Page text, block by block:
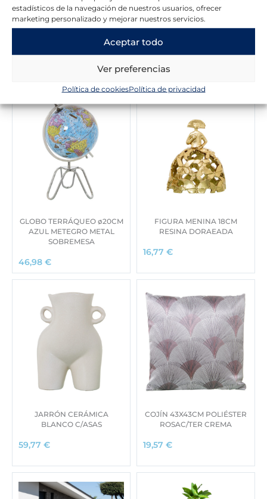
estadísticos de la navegación de nuestros usuarios, ofrecer
marketing personalizado y mejorar nuestros servicios.
Aceptar todo
Ver preferencias
Política de cookiesPolítica de privacidad
Novedades en la tienda
GLOBO TERRÁQUEO ø20CM
AZUL METEGRO METAL
SOBREMESA
46,98 €
FIGURA MENINA 18CM
RESINA DORAEADA
16,77 €
JARRÓN CERÁMICA
BLANCO C/ASAS
59,77 €
COJÍN 43X43CM POLIÉSTER
ROSAC/TER CREMA
19,57 €